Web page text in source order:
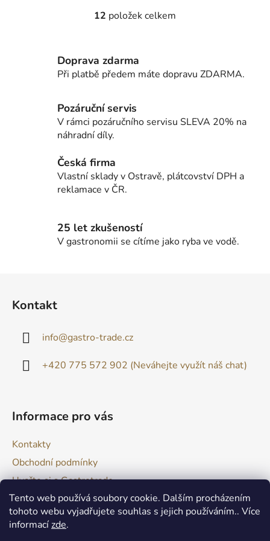
Tento web používá soubory cookie. Dalším procházením
tohoto webu vyjadřujete souhlas s jejich používáním.. Více
informacízde.
O
á
d
í
p
y
p
i
s
12 položek celkem
Doprava zdarma
Při platbě předem máte dopravu ZDARMA.
Pozáruční servis
V rámci pozáručního servisu SLEVA 20% na
náhradní díly.
Česká firma
Vlastní sklady v Ostravě, plátcovství DPH a
reklamace v ČR.
25 let zkušeností
V gastronomii se cítíme jako ryba ve vodě.
Kontakt
info@gastro-trade.cz
+420 775 572 902 (Neváhejte využít náš chat)
Informace pro vás
Kontakty
Obchodní podmínky
Uvařte si s Gastrotrade
Naše produkty - Tipy a triky
Reklamace zboží